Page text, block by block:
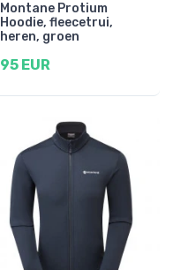
Montane Protium
Hoodie, fleecetrui,
heren, groen
95 EUR